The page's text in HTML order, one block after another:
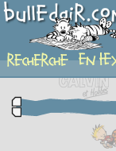
complement-fiche